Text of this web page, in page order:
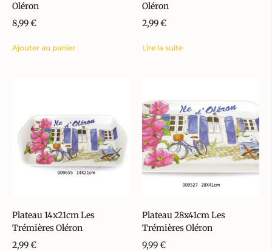
Oléron
8,99€
Ajouter au panier
Oléron
2,99€
Lire la suite
Plateau 14x21cm Les
Trémières Oléron
2,99€
Plateau 28x41cm Les
Trémières Oléron
9,99€